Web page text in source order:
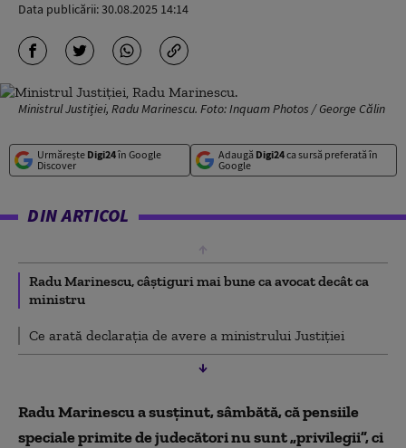
Data publicării:30.08.2025 14:14
Ministrul Justiției, Radu Marinescu. Foto: Inquam Photos / George Călin
Urmărește Digi24în Google
Discover
Adaugă Digi24ca sursă preferată în
Google
DIN ARTICOL
Radu Marinescu, câștiguri mai bune ca avocat decât ca
ministru
Ce arată declarația de avere a ministrului Justiției
Radu Marinescu a susținut, sâmbătă, că pensiile
speciale primite de judecători nu sunt „privilegii”, ci